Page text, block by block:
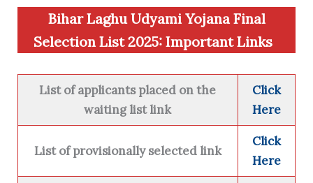
Bihar Laghu Udyami Yojana Final
Selection List 2025: Important Links
List of applicants placed on the
waiting list link
Click
Here
List of provisionally selected link
Click
Here